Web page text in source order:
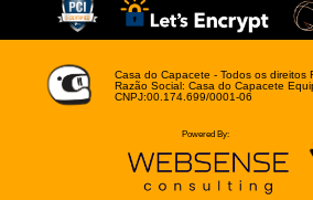
Casa do Capacete - Todos os direitos
Razão Social: Casa do Capacete
CNPJ:00.174.699/0001-06
Powered By: